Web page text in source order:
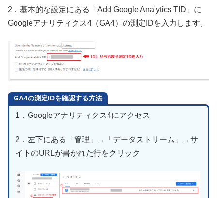
2．基本的な設定にある「Add Google Analytics TID」に
Googleアナリティクス4（GA4）の測定IDを入力します。
GA4の測定IDを確認する方法
1．Googleアナリティクス4にアクセス
2．左下にある「管理」→「データストリーム」→サ
イトのURLが書かれた行をクリック